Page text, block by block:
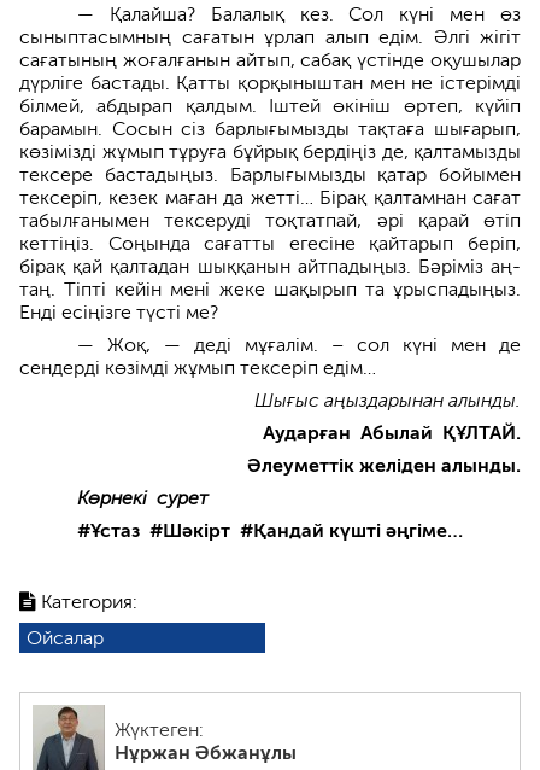
Категория:
Ойсалар
Жүктеген:
Нұржан Әбжанұлы
— Қалайша? Балалық кез. Сол күні мен өз
сыныптасымның сағатын ұрлап алып едім. Әлгі жігіт
сағатының жоғалғанын айтып, сабақ үстінде оқушылар
дүрліге бастады. Қатты қорқыныштан мен не істерімді
білмей, абдырап қалдым. Іштей өкініш өртеп, күйіп
барамын. Сосын сіз барлығымызды тақтаға шығарып,
көзімізді жұмып тұруға бұйрық бердіңіз де, қалтамызды
тексере бастадыңыз. Барлығымызды қатар бойымен
тексеріп, кезек маған да жетті… Бірақ қалтамнан сағат
табылғанымен тексеруді тоқтатпай, әрі қарай өтіп
кеттіңіз. Соңында сағатты егесіне қайтарып беріп,
бірақ қай қалтадан шыққанын айтпадыңыз. Бәріміз аң-
таң. Тіпті кейін мені жеке шақырып та ұрыспадыңыз.
Енді есіңізге түсті ме?
— Жоқ, — деді мұғалім. – сол күні мен де
сендерді көзімді жұмып тексеріп едім…
Шығыс аңыздарынан алынды.
Аударған Абылай ҚҰЛТАЙ.
Әлеуметтік желіден алынды.
Көрнекі сурет
#Ұстаз #Шәкірт #Қандай күшті әңгіме…